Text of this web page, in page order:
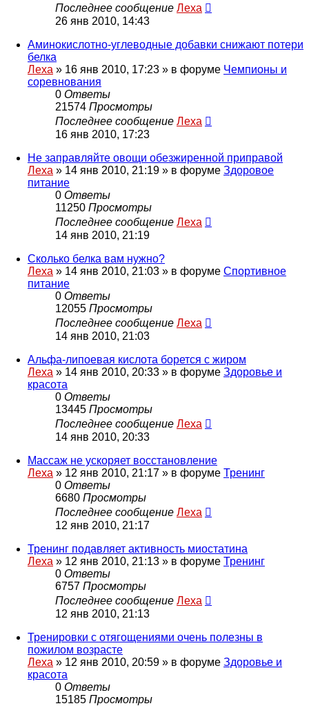
Последнее сообщение Леха
26 янв 2010, 14:43
Аминокислотно-углеводные добавки снижают потери
белка
Леха » 16 янв 2010, 17:23 » в форуме Чемпионы и
соревнования
0 Ответы
21574 Просмотры
Последнее сообщение Леха
16 янв 2010, 17:23
Не заправляйте овощи обезжиренной приправой
Леха » 14 янв 2010, 21:19 » в форуме Здоровое
питание
0 Ответы
11250 Просмотры
Последнее сообщение Леха
14 янв 2010, 21:19
Сколько белка вам нужно?
Леха » 14 янв 2010, 21:03 » в форуме Спортивное
питание
0 Ответы
12055 Просмотры
Последнее сообщение Леха
14 янв 2010, 21:03
Альфа-липоевая кислота борется с жиром
Леха » 14 янв 2010, 20:33 » в форуме Здоровье и
красота
0 Ответы
13445 Просмотры
Последнее сообщение Леха
14 янв 2010, 20:33
Массаж не ускоряет восстановление
Леха » 12 янв 2010, 21:17 » в форуме Тренинг
0 Ответы
6680 Просмотры
Последнее сообщение Леха
12 янв 2010, 21:17
Тренинг подавляет активность миостатина
Леха » 12 янв 2010, 21:13 » в форуме Тренинг
0 Ответы
6757 Просмотры
Последнее сообщение Леха
12 янв 2010, 21:13
Тренировки с отягощениями очень полезны в
пожилом возрасте
Леха » 12 янв 2010, 20:59 » в форуме Здоровье и
красота
0 Ответы
15185 Просмотры